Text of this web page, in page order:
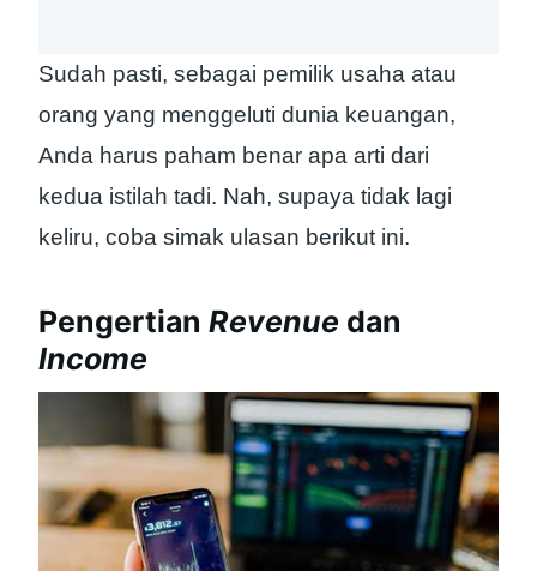
Sudah pasti, sebagai pemilik usaha atau
orang yang menggeluti dunia keuangan,
Anda harus paham benar apa arti dari
kedua istilah tadi. Nah, supaya tidak lagi
keliru, coba simak ulasan berikut ini.
Pengertian Revenue dan
Income